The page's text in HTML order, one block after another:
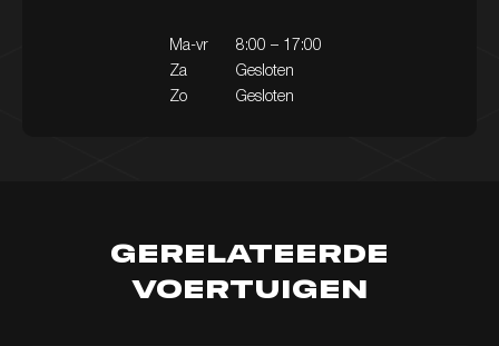
gegevens. We staan klaar om u te helpen!
Contact
Ma-vr
8:00 – 17:00
Za
Gesloten
Zo
Gesloten
Gerelateerde
voertuigen